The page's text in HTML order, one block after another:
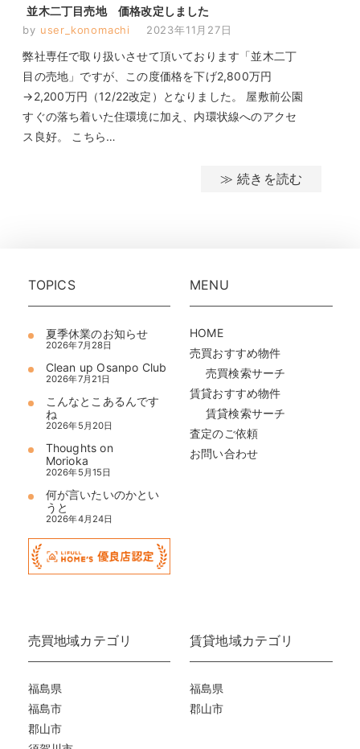
並木二丁目売地 価格改定しました
by user_konomachi 2023年11月27日
弊社専任で取り扱いさせて頂いております「並木二丁
目の売地」ですが、この度価格を下げ2,800万円
→2,200万円（12/22改定）となりました。 屋敷前公園
すぐの落ち着いた住環境に加え、内環状線へのアクセ
ス良好。 こちら…
≫ 続きを読む
TOPICS
夏季休業のお知らせ
2026年7月28日
Clean up Osanpo Club
2026年7月21日
こんなとこあるんです
ね
2026年5月20日
Thoughts on
Morioka
2026年5月15日
何が言いたいのかとい
うと
2026年4月24日
MENU
HOME
売買おすすめ物件
売買検索サーチ
賃貸おすすめ物件
賃貸検索サーチ
査定のご依頼
お問い合わせ
売買地域カテゴリ
福島県
福島市
郡山市
賃貸地域カテゴリ
福島県
郡山市